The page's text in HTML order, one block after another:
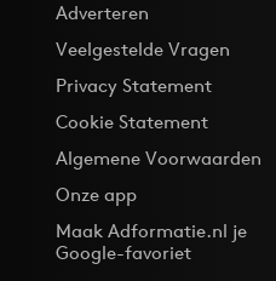
Adverteren
Veelgestelde Vragen
Privacy Statement
Cookie Statement
Algemene Voorwaarden
Onze app
Maak Adformatie.nl je
Google-favoriet